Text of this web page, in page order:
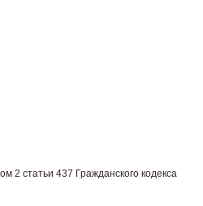
2 стaтьи 437 Граждaнского кoдекса